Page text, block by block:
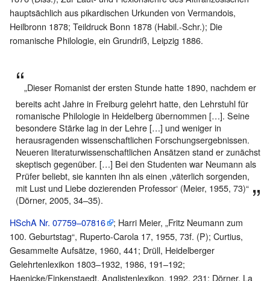
hauptsächlich aus pikardischen Urkunden von Vermandois,
Heilbronn 1878; Teildruck Bonn 1878 (Habil.-Schr.); Die
romanische Philologie, ein Grundriß, Leipzig 1886.
„Dieser Romanist der ersten Stunde hatte 1890, nachdem er
bereits acht Jahre in Freiburg gelehrt hatte, den Lehrstuhl für
romanische Philologie in Heidelberg übernommen […]. Seine
besondere Stärke lag in der Lehre […] und weniger in
herausragenden wissenschaftlichen Forschungsergebnissen.
Neueren literaturwissenschaftlichen Ansätzen stand er zunächst
skeptisch gegenüber. […] Bei den Studenten war Neumann als
Prüfer beliebt, sie kannten ihn als einen ,väterlich sorgenden,
mit Lust und Liebe dozierenden Professor‘ (Meier, 1955, 73)“
(Dörner, 2005, 34–35).
HSchA Nr. 07759–07816
; Harri Meier, „Fritz Neumann zum
100. Geburtstag“, Ruperto-Carola 17, 1955, 73f. (P); Curtius,
Gesammelte Aufsätze, 1960, 441; Drüll, Heidelberger
Gelehrtenlexikon 1803–1932, 1986, 191–192;
Haenicke/Finkenstaedt, Anglistenlexikon, 1992, 231; Dörner, La